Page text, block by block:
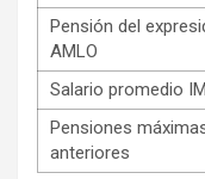
Pensión del
AMLO
Salario promedio
Pensiones
anteriores